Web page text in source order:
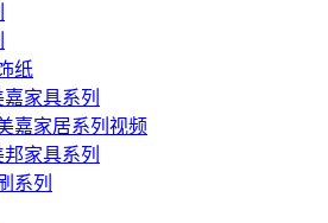
纸
家具系列
嘉家居系列视频
家具系列
系列